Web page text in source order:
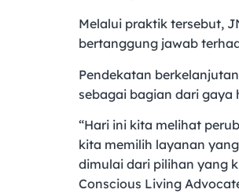
Melalui praktik tersebut,
bertanggung jawab
Pendekatan
sebagai bagian dari gaya
“Hari ini kita melihat
kita memilih layanan
dimulai dari pilihan yang
Conscious Living